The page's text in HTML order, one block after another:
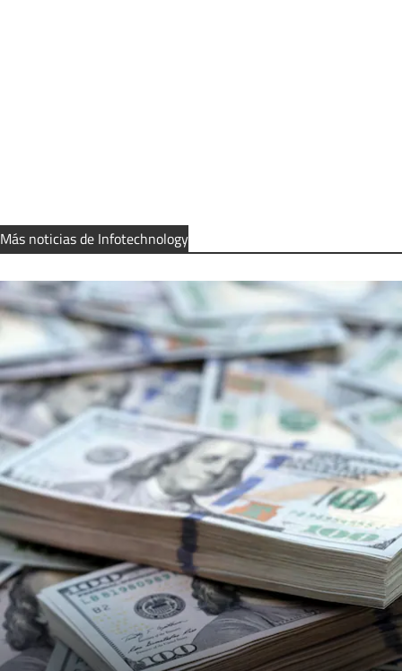
Más noticias de Infotechnology